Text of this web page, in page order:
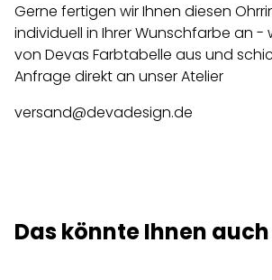
Gerne fertigen wir Ihnen diesen
individuell in Ihrer Wunschfarbe an -
von Devas Farbtabelle aus und
Anfrage direkt an unser Atelier
versand@devadesign.de
Das könnte Ihnen